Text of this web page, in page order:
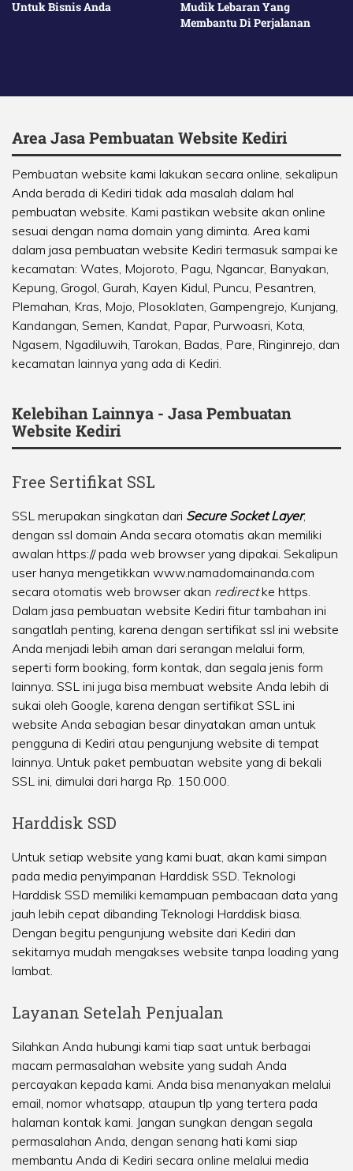
Untuk Bisnis Anda
Mudik Lebaran Yang
Membantu Di Perjalanan
Area Jasa Pembuatan Website Kediri
Pembuatan website kami lakukan secara online, sekalipun
Anda berada di Kediri tidak ada masalah dalam hal
pembuatan website. Kami pastikan website akan online
sesuai dengan nama domain yang diminta. Area kami
dalam jasa pembuatan website Kediri termasuk sampai ke
kecamatan: Wates, Mojoroto, Pagu, Ngancar, Banyakan,
Kepung, Grogol, Gurah, Kayen Kidul, Puncu, Pesantren,
Plemahan, Kras, Mojo, Plosoklaten, Gampengrejo, Kunjang,
Kandangan, Semen, Kandat, Papar, Purwoasri, Kota,
Ngasem, Ngadiluwih,Tarokan, Badas, Pare, Ringinrejo, dan
kecamatan lainnya yang ada di Kediri.
Kelebihan Lainnya - Jasa Pembuatan
Website Kediri
Free Sertifikat SSL
SSL merupakan singkatan dari Secure Socket Layer,
dengan ssl domain Anda secara otomatis akan memiliki
awalan https:// pada web browser yang dipakai. Sekalipun
user hanya mengetikkan www.namadomainanda.com
secara otomatis web browser akan redirectke https.
Dalam jasa pembuatan website Kediri fitur tambahan ini
sangatlah penting, karena dengan sertifikat ssl ini website
Anda menjadi lebih aman dari serangan melalui form,
seperti form booking, form kontak, dan segala jenis form
lainnya. SSL ini juga bisa membuat website Anda lebih di
sukai oleh Google, karena dengan sertifikat SSL ini
website Anda sebagian besar dinyatakan aman untuk
pengguna di Kediri atau pengunjung website di tempat
lainnya. Untuk paket pembuatan website yang di bekali
SSL ini, dimulai dari harga Rp. 150.000.
Harddisk SSD
Untuk setiap website yang kami buat, akan kami simpan
pada media penyimpanan Harddisk SSD. Teknologi
Harddisk SSD memiliki kemampuan pembacaan data yang
jauh lebih cepat dibanding Teknologi Harddisk biasa.
Dengan begitu pengunjung website dari Kediri dan
sekitarnya mudah mengakses website tanpa loading yang
lambat.
Layanan Setelah Penjualan
Silahkan Anda hubungi kami tiap saat untuk berbagai
macam permasalahan website yang sudah Anda
percayakan kepada kami. Anda bisa menanyakan melalui
email, nomor whatsapp, ataupun tlp yang tertera pada
halaman kontak kami. Jangan sungkan dengan segala
permasalahan Anda, dengan senang hati kami siap
membantu Anda di Kediri secara online melalui media